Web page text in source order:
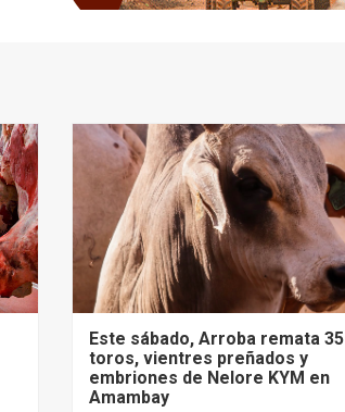
Este sábado, Arroba remata 35
toros, vientres preñados y
embriones de Nelore KYM en
Amambay